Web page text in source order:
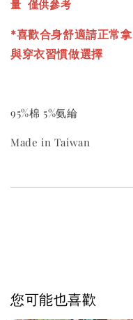
量 僅供參考
*喜歡合身舒適請正常
與穿衣習慣做選擇
95%棉 5%氨綸
Made in Taiwan
您可能也喜歡